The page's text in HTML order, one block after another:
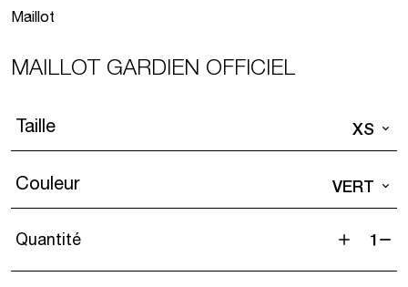
Maillot
MAILLOT GARDIEN OFFICIEL
Taille XS
Couleur VERT
Quantité
de